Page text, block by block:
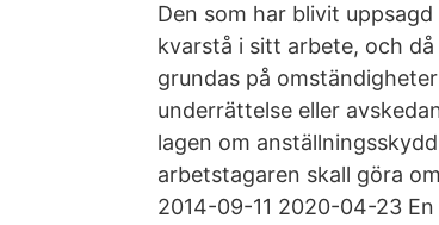
Den som har blivit
kvarstå i sitt arbete, och
grundas på
underrättelse eller
lagen om
arbetstagaren skall göra
2014-09-11 2020-04-23